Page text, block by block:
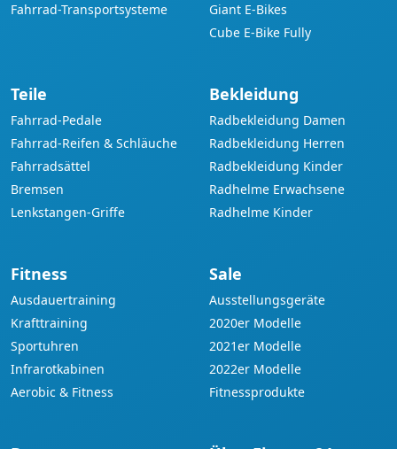
Fahrrad-Transportsysteme
Giant E-Bikes
Cube E-Bike Fully
Teile
Fahrrad-Pedale
Fahrrad-Reifen & Schläuche
Fahrradsättel
Bremsen
Lenkstangen-Griffe
Bekleidung
Radbekleidung Damen
Radbekleidung Herren
Radbekleidung Kinder
Radhelme Erwachsene
Radhelme Kinder
Fitness
Ausdauertraining
Krafttraining
Sportuhren
Infrarotkabinen
Aerobic & Fitness
Sale
Ausstellungsgeräte
2020er Modelle
2021er Modelle
2022er Modelle
Fitnessprodukte